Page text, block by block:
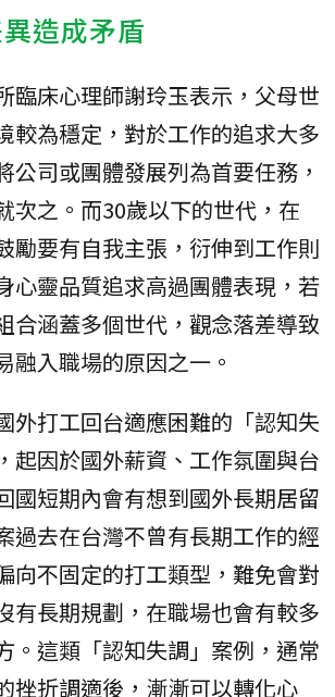
造成矛盾
臨床心理師謝玲玉表示，父母世
較為穩定，對於工作的追求大多
公司或團體發展列為首要任務，
次之。而30歲以下的世代，在
勵要有自我主張，衍伸到工作則
心靈品質追求高過團體表現，若
合涵蓋多個世代，觀念落差導致
融入職場的原因之一。
外打工回台適應困難的「認知失
起因於國外薪資、工作氛圍與台
國短期內會有想到國外長期居留
過去在台灣不曾有長期工作的經
向不固定的打工類型，難免會對
有長期規劃，在職場也會有較多
。這類「認知失調」案例，通常
挫折調適後，漸漸可以轉化心